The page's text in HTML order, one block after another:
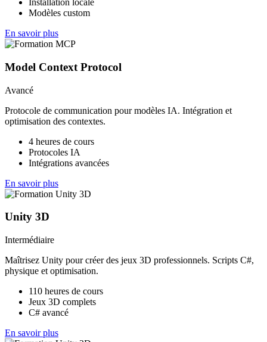
Installation locale
Modèles custom
En savoir plus
Model Context Protocol
Avancé
Protocole de communication pour modèles IA. Intégration et
optimisation des contextes.
4 heures de cours
Protocoles IA
Intégrations avancées
En savoir plus
Unity 3D
Intermédiaire
Maîtrisez Unity pour créer des jeux 3D professionnels. Scripts C#,
physique et optimisation.
110 heures de cours
Jeux 3D complets
C# avancé
En savoir plus